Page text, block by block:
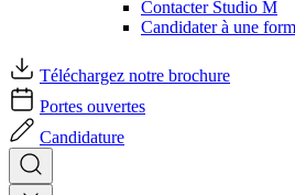
Contacter Studio M
Candidater à une
Téléchargez notre brochure
Portes ouvertes
Candidature